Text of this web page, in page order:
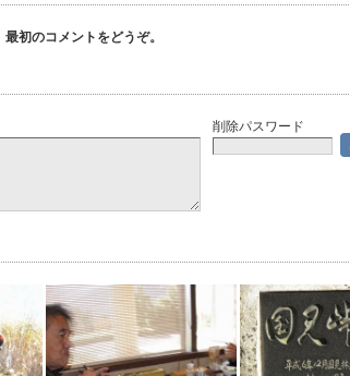
初のコメントをどうぞ。
削除パスワード